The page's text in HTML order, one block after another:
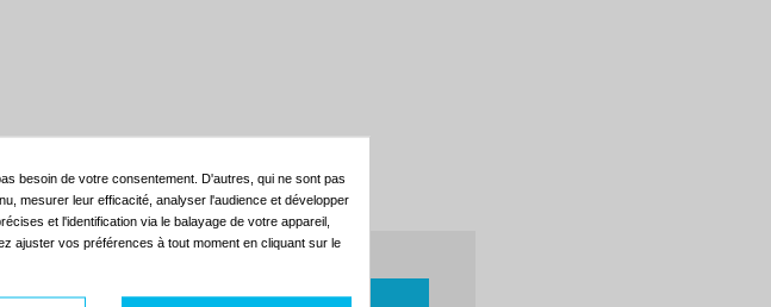
ci-dessous:
le modèle
besoin de votre consentement. D'autres, qui ne sont pas
mesurer leur efficacité, analyser l'audience et développer
et l'identification via le balayage de votre appareil,
ajuster vos préférences à tout moment en cliquant sur le